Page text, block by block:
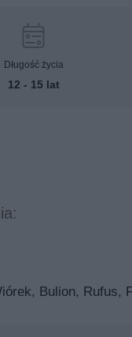
Długość życia
12 - 15 lat
Bulion, Rufus,